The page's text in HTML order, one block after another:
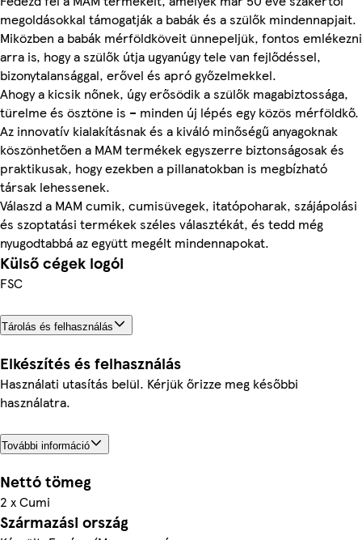
megoldásokkal támogatják a babák és a szülők mindennapjait.
Miközben a babák mérföldköveit ünnepeljük, fontos emlékezni
arra is, hogy a szülők útja ugyanúgy tele van fejlődéssel,
bizonytalansággal, erővel és apró győzelmekkel.
Ahogy a kicsik nőnek, úgy erősödik a szülők magabiztossága,
türelme és ösztöne is – minden új lépés egy közös mérföldkő.
Az innovatív kialakításnak és a kiváló minőségű anyagoknak
köszönhetően a MAM termékek egyszerre biztonságosak és
praktikusak, hogy ezekben a pillanatokban is megbízható
társak lehessenek.
Válaszd a MAM cumik, cumisüvegek, itatópoharak, szájápolási
és szoptatási termékek széles választékát, és tedd még
nyugodtabbá az együtt megélt mindennapokat.
Külső cégek logói
FSC
Tárolás és felhasználás
Elkészítés és felhasználás
Használati utasítás belül. Kérjük őrizze meg későbbi
használatra.
További információ
Nettó tömeg
2 x Cumi
Származási ország